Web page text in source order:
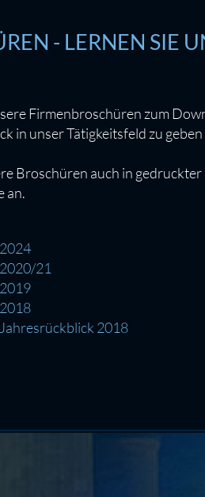
- LERNEN SIE
Firmenbroschüren zum
in unser Tätigkeitsfeld zu
Broschüren auch in gedruckter
an.
21
2018